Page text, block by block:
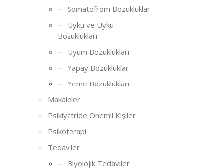
Somatofrom Bozukluklar
Uyku ve Uyku
Bozuklukları
Uyum Bozuklukları
Yapay Bozukluklar
Yeme Bozuklukları
Makaleler
Psikiyatride Önemli Kişiler
Psikoterapi
Tedaviler
Biyolojik Tedaviler